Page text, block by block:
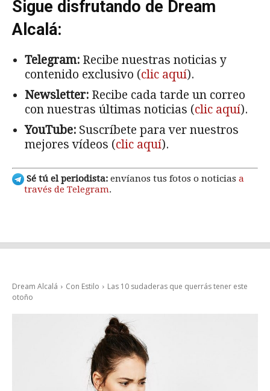
Sigue disfrutando de Dream
Alcalá:
Telegram: Recibe nuestras noticias y
contenido exclusivo (clic aquí).
Newsletter: Recibe cada tarde un correo
con nuestras últimas noticias (clic aquí).
YouTube: Suscríbete para ver nuestros
mejores vídeos (clic aquí).
Sé tú el periodista: envíanos tus fotos o noticias a
través de Telegram.